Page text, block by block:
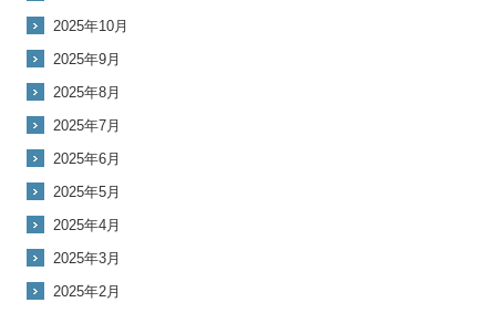
2025年10月
2025年9月
2025年8月
2025年7月
2025年6月
2025年5月
2025年4月
2025年3月
2025年2月